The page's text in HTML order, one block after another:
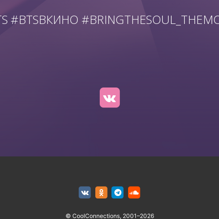
#BTSВКИНО
© CoolConnections, 2001–2026